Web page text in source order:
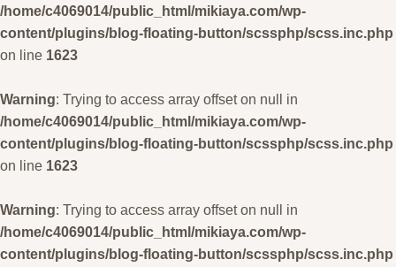
/home/c4069014/public_html/mikiaya.com/wp-
content/plugins/blog-floating-button/scssphp/scss.inc.php
on line 1623
Warning: Trying to access array offset on null in
/home/c4069014/public_html/mikiaya.com/wp-
content/plugins/blog-floating-button/scssphp/scss.inc.php
on line 1623
Warning: Trying to access array offset on null in
/home/c4069014/public_html/mikiaya.com/wp-
content/plugins/blog-floating-button/scssphp/scss.inc.php